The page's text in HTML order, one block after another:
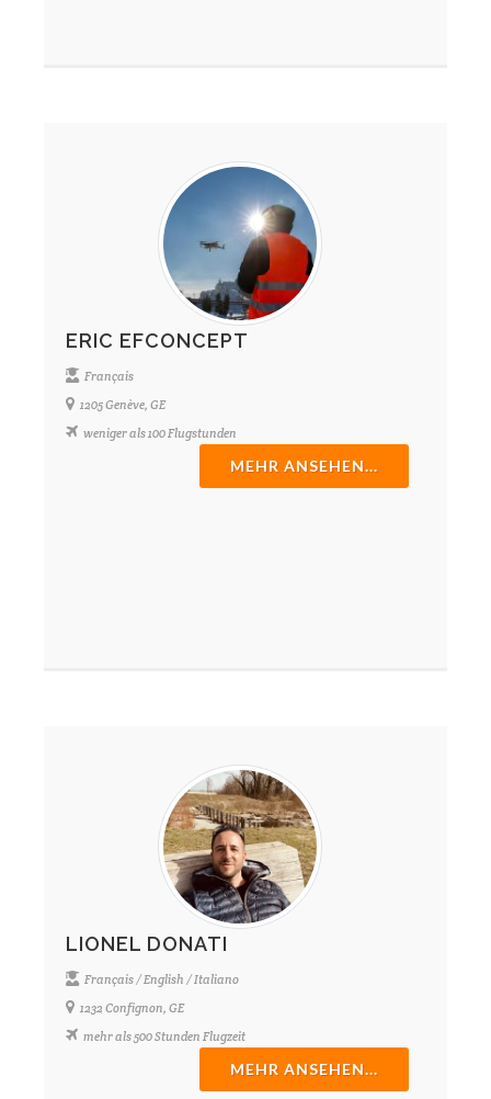
ERIC EFCONCEPT
Français
1205 Genève, GE
weniger als 100 Flugstunden
MEHR ANSEHEN...
LIONEL DONATI
Français / English / Italiano
1232 Confignon, GE
mehr als 500 Stunden Flugzeit
MEHR ANSEHEN...